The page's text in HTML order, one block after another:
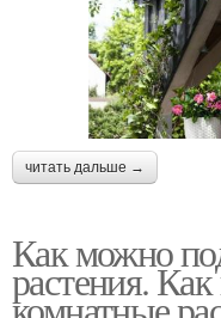
читать дальше →
Как можно
растения.